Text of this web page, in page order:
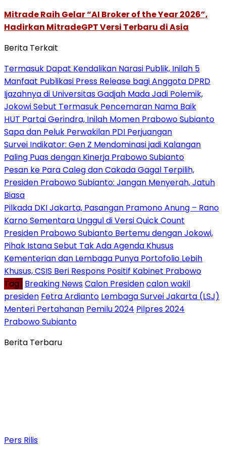
Mitrade Raih Gelar “AI Broker of the Year 2026”,
Hadirkan MitradeGPT Versi Terbaru di Asia
Berita Terkait
Termasuk Dapat Kendalikan Narasi Publik, Inilah 5
Manfaat Publikasi Press Release bagi Anggota DPRD
Ijazahnya di Universitas Gadjah Mada Jadi Polemik,
Jokowi Sebut Termasuk Pencemaran Nama Baik
HUT Partai Gerindra, Inilah Momen Prabowo Subianto
Sapa dan Peluk Perwakilan PDI Perjuangan
Survei Indikator: Gen Z Mendominasi jadi Kalangan
Paling Puas dengan Kinerja Prabowo Subianto
Pesan ke Para Caleg dan Cakada Gagal Terpilih,
Presiden Prabowo Subianto: Jangan Menyerah, Jatuh
Biasa
Pilkada DKI Jakarta, Pasangan Pramono Anung – Rano
Karno Sementara Unggul di Versi Quick Count
Presiden Prabowo Subianto Bertemu dengan Jokowi,
Pihak Istana Sebut Tak Ada Agenda Khusus
Kementerian dan Lembaga Punya Portofolio Lebih
Khusus, CSIS Beri Respons Positif Kabinet Prabowo
Tag : Breaking NewsCalon Presidencalon wakil
presiden Fetra Ardianto Lembaga Survei Jakarta (LSJ)
Menteri Pertahanan Pemilu 2024 Pilpres 2024
Prabowo Subianto
Berita Terbaru
Pers Rilis